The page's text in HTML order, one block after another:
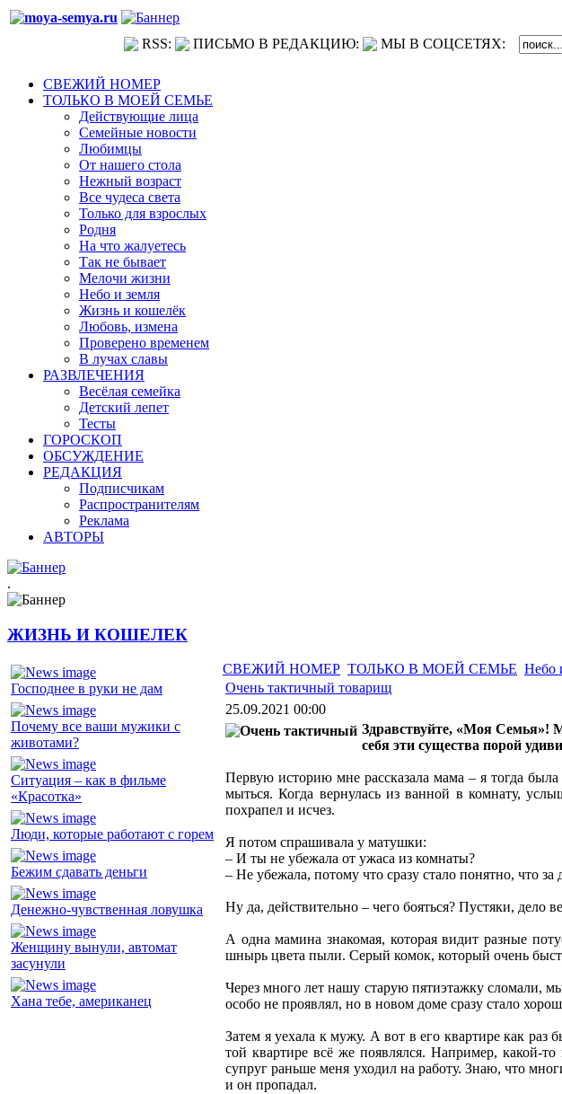
RSS: ПИСЬМО В РЕДАКЦИЮ: МЫ В СОЦСЕТЯХ:
СВЕЖИЙ НОМЕР
ТОЛЬКО В МОЕЙ СЕМЬЕ
Действующие лица
Семейные новости
Любимцы
От нашего стола
Нежный возраст
Все чудеса света
Только для взрослых
Родня
На что жалуетесь
Так не бывает
Мелочи жизни
Небо и земля
Жизнь и кошелёк
Любовь, измена
Проверено временем
В лучах славы
РАЗВЛЕЧЕНИЯ
Весёлая семейка
Детский лепет
Тесты
ГОРОСКОП
ОБСУЖДЕНИЕ
РЕДАКЦИЯ
Подписчикам
Распространителям
Реклама
АВТОРЫ
.
ЖИЗНЬ И КОШЕЛЕК
Господнее в руки не дам
Почему все ваши мужики с
животами?
Ситуация – как в фильме
«Красотка»
Люди, которые работают с горем
Бежим сдавать деньги
Денежно-чувственная ловушка
Женщину вынули, автомат
засунули
Хана тебе, американец
СВЕЖИЙ НОМЕР ТОЛЬКО В МОЕЙ СЕМЬЕ Небо
Очень тактичный товарищ
25.09.2021 00:00
Здравствуйте, «Моя Семья»!
себя эти существа порой
Первую историю мне рассказала мама – я тогда
мыться. Когда вернулась из ванной в комнату,
похрапел и исчез.
Я потом спрашивала у матушки:
– И ты не убежала от ужаса из комнаты?
– Не убежала, потому что сразу стало понятно, что
Ну да, действительно – чего бояться? Пустяки, дело
А одна мамина знакомая, которая видит разные
шнырь цвета пыли. Серый комок, который очень
Через много лет нашу старую пятиэтажку сломали,
особо не проявлял, но в новом доме сразу стало
Затем я уехала к мужу. А вот в его квартире как раз
той квартире всё же появлялся. Например, какой-
супруг раньше меня уходил на работу. Знаю, что
и он пропадал.